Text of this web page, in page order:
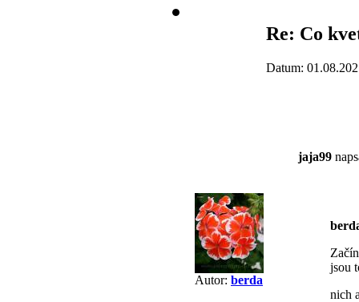
Autor: berda
Re: Co
Datum:
jaja99
jsou
nich